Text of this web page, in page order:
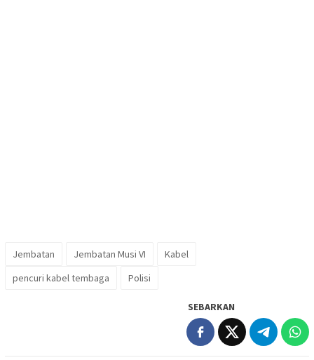
Jembatan Jembatan Musi VI
Kabel
pencuri kabel tembaga
Polisi
SEBARKAN